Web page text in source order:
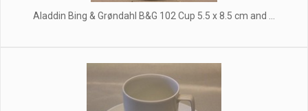
Aladdin Bing & Grøndahl B&G 102 Cup 5.5 x 8.5 cm and ...